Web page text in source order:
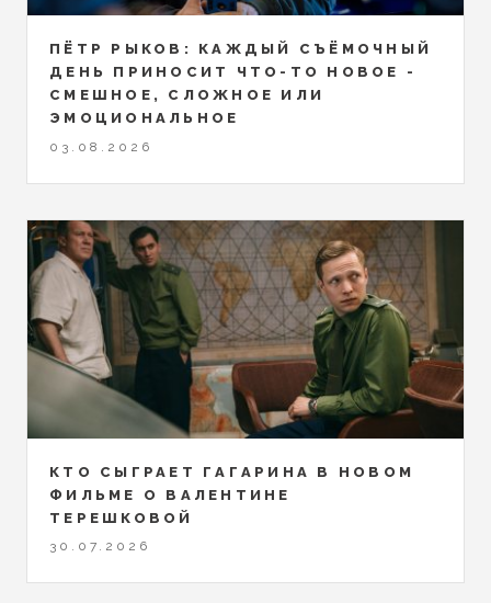
ПЁТР РЫКОВ: КАЖДЫЙ СЪЁМОЧНЫЙ
ДЕНЬ ПРИНОСИТ ЧТО-ТО НОВОЕ -
СМЕШНОЕ, СЛОЖНОЕ ИЛИ
ЭМОЦИОНАЛЬНОЕ
03.08.2026
КТО СЫГРАЕТ ГАГАРИНА В НОВОМ
ФИЛЬМЕ О ВАЛЕНТИНЕ
ТЕРЕШКОВОЙ
30.07.2026